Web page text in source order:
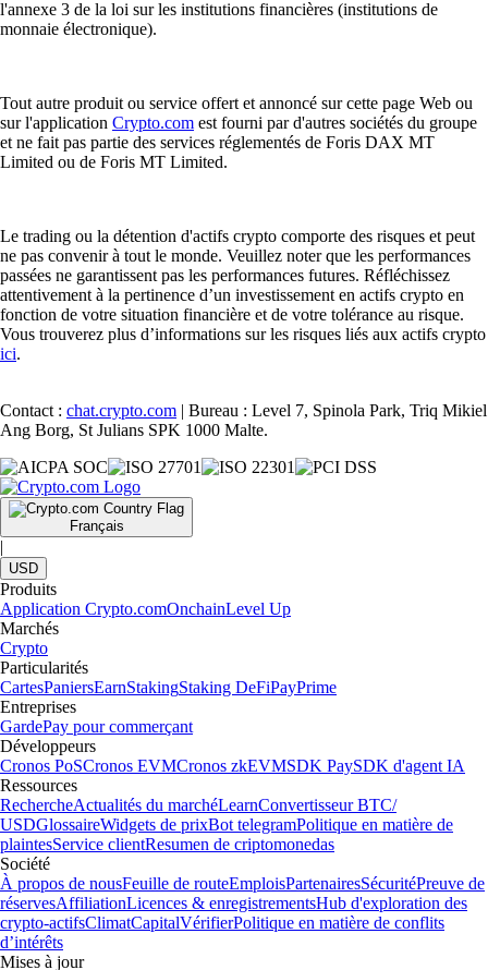
l'annexe 3 de la loi sur les institutions financières (institutions de
monnaie électronique).
Tout autre produit ou service offert et annoncé sur cette page Web ou
sur l'application Crypto.com est fourni par d'autres sociétés du groupe
et ne fait pas partie des services réglementés de Foris DAX MT
Limited ou de Foris MT Limited.
Le trading ou la détention d'actifs crypto comporte des risques et peut
ne pas convenir à tout le monde. Veuillez noter que les performances
passées ne garantissent pas les performances futures. Réfléchissez
attentivement à la pertinence d’un investissement en actifs crypto en
fonction de votre situation financière et de votre tolérance au risque.
Vous trouverez plus d’informations sur les risques liés aux actifs crypto
ici.
Contact : chat.crypto.com | Bureau : Level 7, Spinola Park, Triq Mikiel
Ang Borg, St Julians SPK 1000 Malte.
Français
|
USD
Produits
Application Crypto.comOnchainLevel Up
Marchés
Crypto
Particularités
CartesPaniersEarnStakingStaking DeFiPayPrime
Entreprises
GardePay pour commerçant
Développeurs
Cronos PoSCronos EVMCronos zkEVMSDK PaySDK d'agent IA
Ressources
RechercheActualités du marchéLearnConvertisseur BTC/
USDGlossaireWidgets de prixBot telegramPolitique en matière de
plaintesService clientResumen de criptomonedas
Société
À propos de nousFeuille de routeEmploisPartenairesSécuritéPreuve de
réservesAffiliationLicences & enregistrementsHub d'exploration des
crypto-actifsClimatCapitalVérifierPolitique en matière de conflits
d’intérêts
Mises à jour